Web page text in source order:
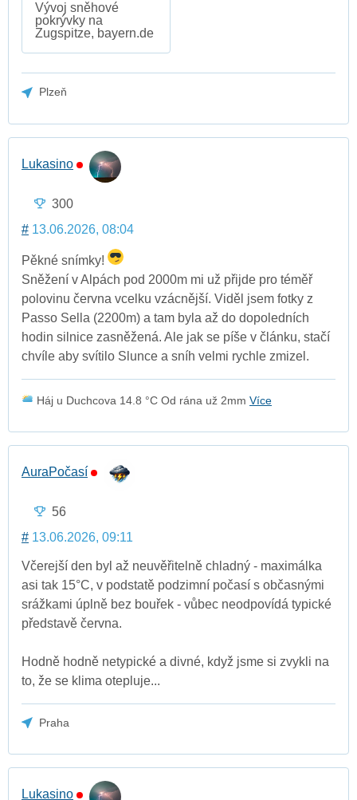
Vývoj sněhové
pokrývky na
Zugspitze, bayern.de
Plzeň
Lukasino
300
# 13.06.2026, 08:04
Pěkné snímky!
Sněžení v Alpách pod 2000m mi už přijde pro téměř
polovinu června vcelku vzácnější. Viděl jsem fotky z
Passo Sella (2200m) a tam byla až do dopoledních
hodin silnice zasněžená. Ale jak se píše v článku, stačí
chvíle aby svítilo Slunce a sníh velmi rychle zmizel.
Háj u Duchcova 14.8 °C Od rána už 2mm Více
AuraPočasí
56
# 13.06.2026, 09:11
Včerejší den byl až neuvěřitelně chladný - maximálka
asi tak 15°C, v podstatě podzimní počasí s občasnými
srážkami úplně bez bouřek - vůbec neodpovídá typické
představě června.
Hodně hodně netypické a divné, když jsme si zvykli na
to, že se klima otepluje...
Praha
Lukasino